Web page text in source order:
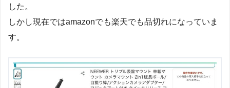
した。
しかし現在ではamazonでも楽天でも品切れになっていま
す。